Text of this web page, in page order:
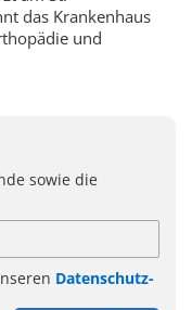
das Krankenhaus
und
sowie die
Datenschutz-